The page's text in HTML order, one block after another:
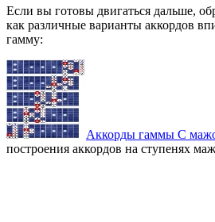
Если вы готовы двигаться дальше,
как различные варианты аккордов
гамму:
Аккорды гаммы C
построения аккордов на ступенях